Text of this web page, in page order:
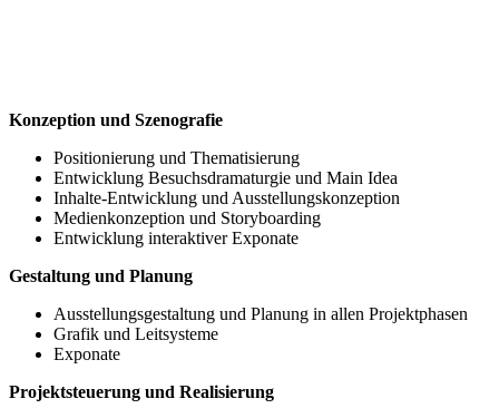
Konzeption und Szenografie
Positionierung und Thematisierung
Entwicklung Besuchsdramaturgie und Main Idea
Inhalte-Entwicklung und Ausstellungskonzeption
Medienkonzeption und Storyboarding
Entwicklung interaktiver Exponate
Gestaltung und Planung
Ausstellungsgestaltung und Planung in allen Projektphasen
Grafik und Leitsysteme
Exponate
Projektsteuerung und Realisierung